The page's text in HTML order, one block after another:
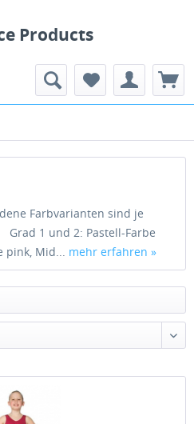
Products
Farbvarianten sind je
1 und 2: Pastell-Farbe
pink, Mid... mehr erfahren »